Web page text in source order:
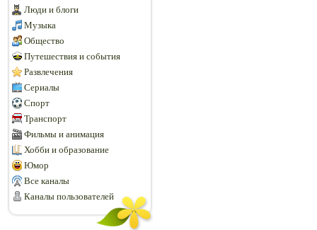
Люди и блоги
Музыка
Общество
Путешествия и события
Развлечения
Сериалы
Спорт
Транспорт
Фильмы и анимация
Хобби и образование
Юмор
Все каналы
Каналы пользователей